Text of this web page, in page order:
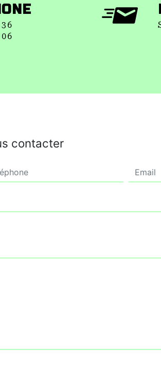
contacter